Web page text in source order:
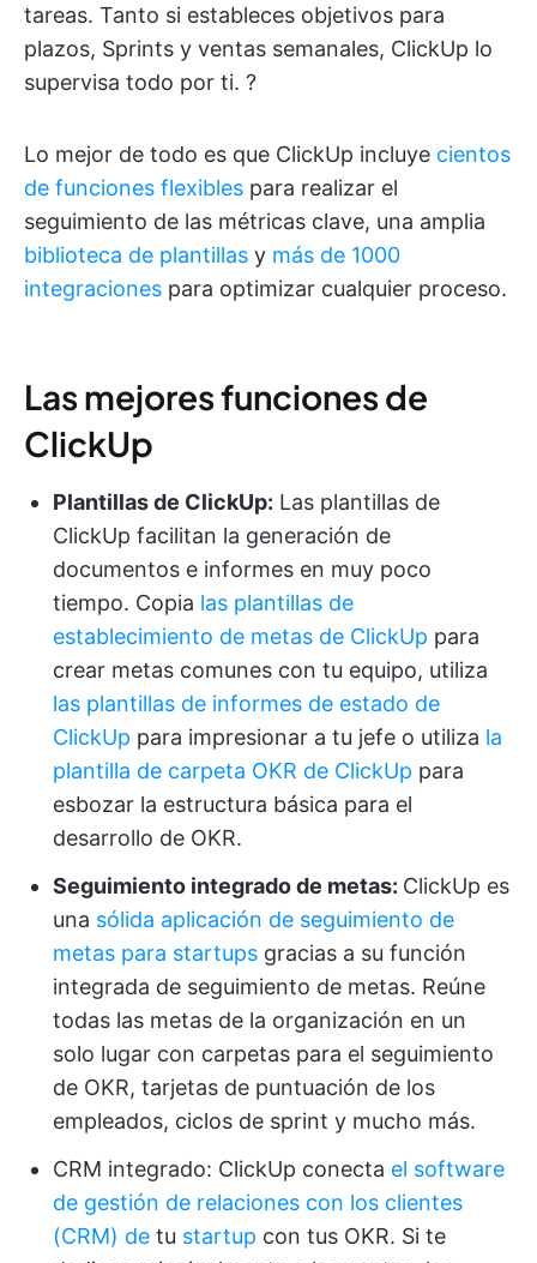
tareas. Tanto si estableces objetivos para
plazos, Sprints y ventas semanales, ClickUp lo
supervisa todo por ti. ?
Lo mejor de todo es que ClickUp incluye cientos
de funciones flexibles para realizar el
seguimiento de las métricas clave, una amplia
biblioteca de plantillas y más de 1000
integraciones para optimizar cualquier proceso.
Las mejores funciones de
ClickUp
Plantillas de ClickUp: Las plantillas de
ClickUp facilitan la generación de
documentos e informes en muy poco
tiempo. Copia las plantillas de
establecimiento de metas de ClickUp para
crear metas comunes con tu equipo, utiliza
las plantillas de informes de estado de
ClickUp para impresionar a tu jefe o utiliza la
plantilla de carpeta OKR de ClickUp para
esbozar la estructura básica para el
desarrollo de OKR.
Seguimiento integrado de metas: ClickUp es
una sólida aplicación de seguimiento de
metas para startups gracias a su función
integrada de seguimiento de metas. Reúne
todas las metas de la organización en un
solo lugar con carpetas para el seguimiento
de OKR, tarjetas de puntuación de los
empleados, ciclos de sprint y mucho más.
CRM integrado: ClickUp conecta el software
de gestión de relaciones con los clientes
(CRM) de tu startup con tus OKR. Si te